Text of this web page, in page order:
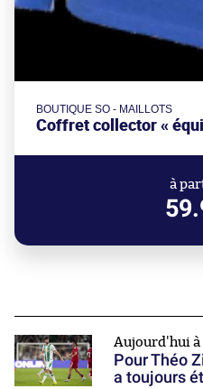
BOUTIQUE SO - MAILLOTS
Coffret collector «
à
Aujourd'hui à
Pour Théo
a toujours